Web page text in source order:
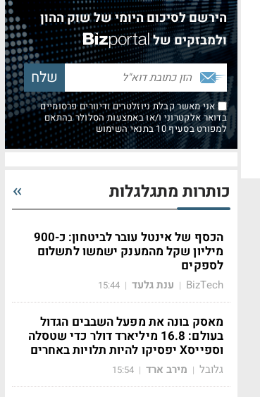
הירשם לסיכום היומי של שוק ההון
ולמבזקים של
אני מאשר קבלת ניוזלטרים ודיוורים פרסומיים
בדואר אלקטרוני ו/או באמצעות הסלולר בהתאם
למפורט בסעיף 10 בתנאי השימוש
כותרות מתגלגלות
הכסף של אינטל עובר לביטחון: כ-900
מיליון שקל מהמענק ישמשו לתשלום
לספקים
BizTech
| ענת גלעד |
15:44
מאסק בונה את מפעל השבבים הגדול
בעולם: 16.8 מיליארד דולר כדי שטסלה
וספייסX יפסיקו להיות תלויות באחרים
גלובל | מירב ארד |
15:54